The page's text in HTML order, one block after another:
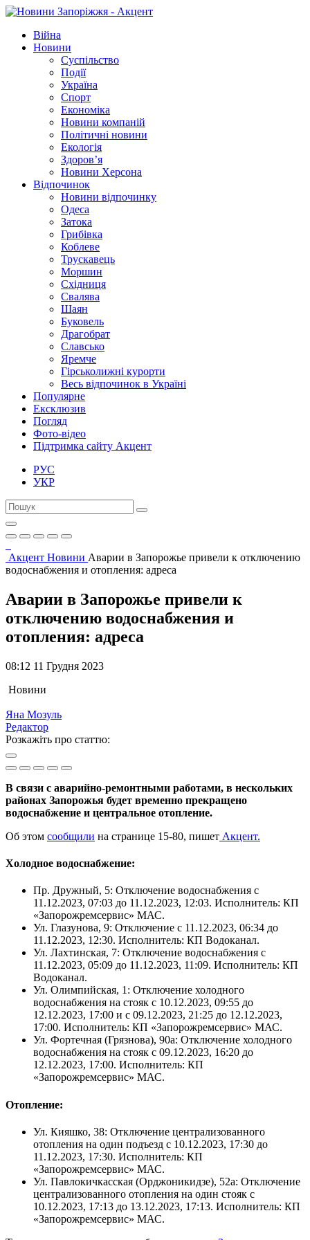
Війна
Новини
Суспільство
Події
Україна
Спорт
Економіка
Новини компаній
Політичні новини
Екологія
Здоров’я
Новини Херсона
Відпочинок
Новини відпочинку
Одеса
Затока
Грибівка
Коблеве
Трускавець
Моршин
Східниця
Свалява
Шаян
Буковель
Драгобрат
Славсько
Яремче
Гірськолижні курорти
Весь відпочинок в Україні
Популярне
Ексклюзив
Погляд
Фото-відео
Підтримка сайту Акцент
РУС
УКР
Акцент Новини Аварии в Запорожье привели к отключению
водоснабжения и отопления: адреса
Аварии в Запорожье привели к
отключению водоснабжения и
отопления: адреса
08:12 11 Грудня 2023
Новини
Яна Мозуль
Редактор
Розкажіть про статтю:
В связи с аварийно-ремонтными работами, в нескольких
районах Запорожья будет временно прекращено
водоснабжение и центральное отопление.
Об этом сообщили на странице 15-80, пишет Акцент.
Холодное водоснабжение:
Пр. Дружный, 5: Отключение водоснабжения с
11.12.2023, 07:03 до 11.12.2023, 12:03. Исполнитель: КП
«Запорожремсервис» МАС.
Ул. Глазунова, 9: Отключение с 11.12.2023, 06:34 до
11.12.2023, 12:30. Исполнитель: КП Водоканал.
Ул. Лахтинская, 7: Отключение водоснабжения с
11.12.2023, 05:09 до 11.12.2023, 11:09. Исполнитель: КП
Водоканал.
Ул. Олимпийская, 1: Отключение холодного
водоснабжения на стояк с 10.12.2023, 09:55 до
12.12.2023, 17:00 и с 09.12.2023, 21:25 до 12.12.2023,
17:00. Исполнитель: КП «Запорожремсервис» МАС.
Ул. Фортечная (Грязнова), 90а: Отключение холодного
водоснабжения на стояк с 09.12.2023, 16:20 до
12.12.2023, 17:00. Исполнитель: КП
«Запорожремсервис» МАС.
Отопление:
Ул. Кияшко, 38: Отключение централизованного
отопления на один подъезд с 10.12.2023, 17:30 до
11.12.2023, 17:30. Исполнитель: КП
«Запорожремсервис» МАС.
Ул. Павлокичкасская (Орджоникидзе), 52а: Отключение
централизованного отопления на один стояк с
10.12.2023, 17:13 до 13.12.2023, 17:13. Исполнитель: КП
«Запорожремсервис» МАС.